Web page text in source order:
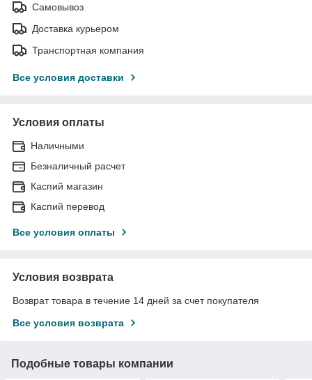
Самовывоз
Доставка курьером
Транспортная компания
Все условия доставки
Условия оплаты
Наличными
Безналичный расчет
Каспий магазин
Каспий перевод
Все условия оплаты
Условия возврата
Возврат товара в течение 14 дней за счет покупателя
Все условия возврата
Подобные товары компании